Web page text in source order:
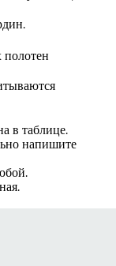
полотен
в таблице.
напишите